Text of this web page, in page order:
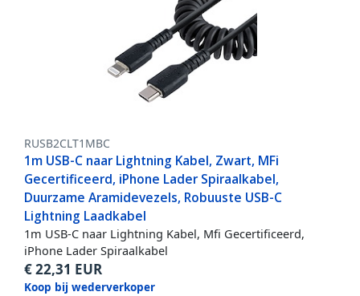
RUSB2CLT1MBC
1m USB-C naar Lightning Kabel, Zwart, MFi
Gecertificeerd, iPhone Lader Spiraalkabel,
Duurzame Aramidevezels, Robuuste USB-C
Lightning Laadkabel
1m USB-C naar Lightning Kabel, Mfi Gecertificeerd,
iPhone Lader Spiraalkabel
€22,31 EUR
Koop bij wederverkoper